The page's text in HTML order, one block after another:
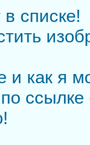
списке!
и как я